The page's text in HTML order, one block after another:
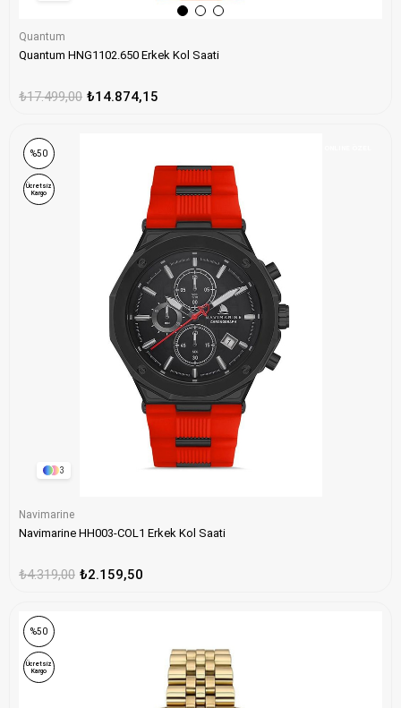
Quantum
Quantum HNG1102.650 Erkek Kol Saati
₺14.874,15
₺17.499,00
3
Navimarine
Navimarine HH003-COL1 Erkek Kol Saati
₺2.159,50
₺4.319,00
%50
Ücretsiz
Kargo
%50
Ücretsiz
Kargo